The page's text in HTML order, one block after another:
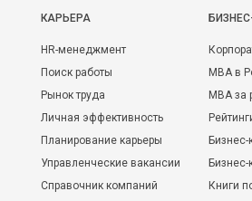
КАРЬЕРА
HR-менеджмент
Поиск работы
Рынок труда
Личная эффективность
Планирование карьеры
Управленческие вакансии
Справочник компаний
MBA в
MBA
Бизнес-
Книги